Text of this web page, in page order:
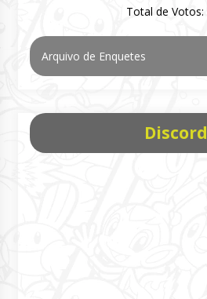
Total de Votos:
Arquivo de Enquetes
Discord